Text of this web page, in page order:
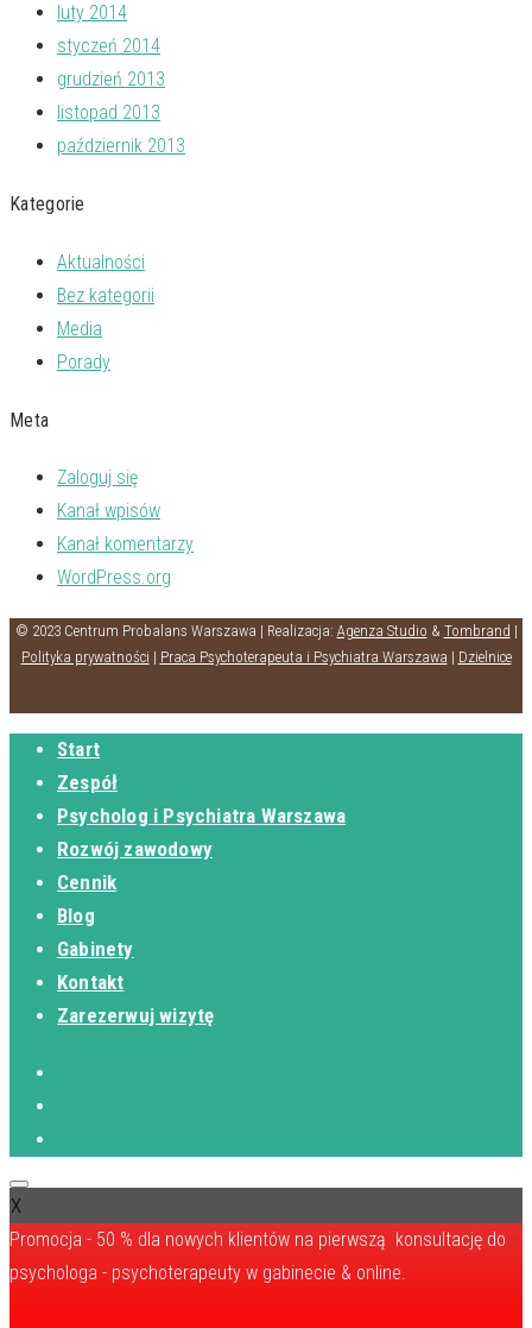
luty 2014
styczeń 2014
grudzień 2013
listopad 2013
październik 2013
Kategorie
Aktualności
Bez kategorii
Media
Porady
Meta
Zaloguj się
Kanał wpisów
Kanał komentarzy
WordPress.org
© 2023 Centrum Probalans Warszawa | Realizacja: Agenza Studio & Tombrand |
Polityka prywatności | Praca Psychoterapeuta i Psychiatra Warszawa | Dzielnice
Start
Zespół
Psycholog i Psychiatra Warszawa
Rozwój zawodowy
Cennik
Blog
Gabinety
Kontakt
Zarezerwuj wizytę
X
Promocja - 50 % dla nowych klientów na pierwszą konsultację do
psychologa - psychoterapeuty w gabinecie & online.